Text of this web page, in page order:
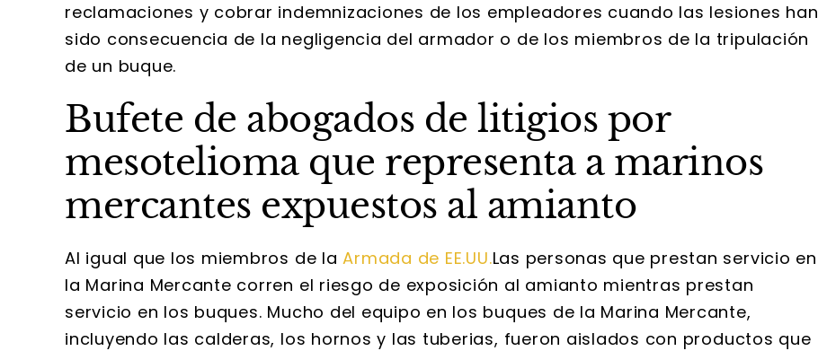
reclamaciones y cobrar indemnizaciones de los empleadores cuando las lesiones han
sido consecuencia de la negligencia del armador o de los miembros de la tripulación
de un buque.
Bufete de abogados de litigios por
mesotelioma que representa a marinos
mercantes expuestos al amianto
Al igual que los miembros de laArmada de EE.UU.Las personas que prestan servicio en
la Marina Mercante corren el riesgo de exposición al amianto mientras prestan
servicio en los buques. Mucho del equipo en los buques de la Marina Mercante,
incluyendo las calderas, los hornos y las tuberias, fueron aislados con productos que